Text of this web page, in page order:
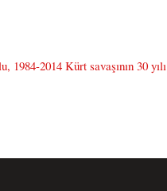
2014 Kürt savaşının 30 yılı